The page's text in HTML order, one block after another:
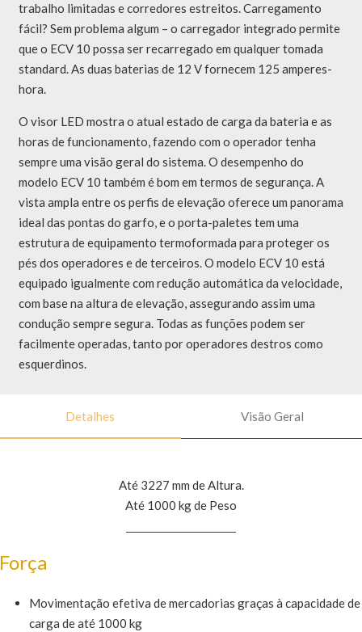
trabalho limitadas e corredores estreitos. Carregamento
fácil? Sem problema algum – o carregador integrado permite
que o ECV 10 possa ser recarregado em qualquer tomada
standard. As duas baterias de 12 V fornecem 125 amperes-
hora.
O visor LED mostra o atual estado de carga da bateria e as
horas de funcionamento, fazendo com o operador tenha
sempre uma visão geral do sistema. O desempenho do
modelo ECV 10 também é bom em termos de segurança. A
vista ampla entre os perfis de elevação oferece um panorama
ideal das pontas do garfo, e o porta-paletes tem uma
estrutura de equipamento termoformada para proteger os
pés dos operadores e de terceiros. O modelo ECV 10 está
equipado igualmente com redução automática da velocidade,
com base na altura de elevação, assegurando assim uma
condução sempre segura. Todas as funções podem ser
facilmente operadas, tanto por operadores destros como
esquerdinos.
Detalhes Visão Geral
Até 3227 mm de Altura.
Até 1000 kg de Peso
Movimentação efetiva de mercadorias graças à capacidade de
carga de até 1000 kg